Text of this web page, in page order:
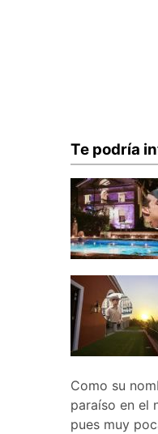
Te podría
Como su
paraíso en el
pues muy